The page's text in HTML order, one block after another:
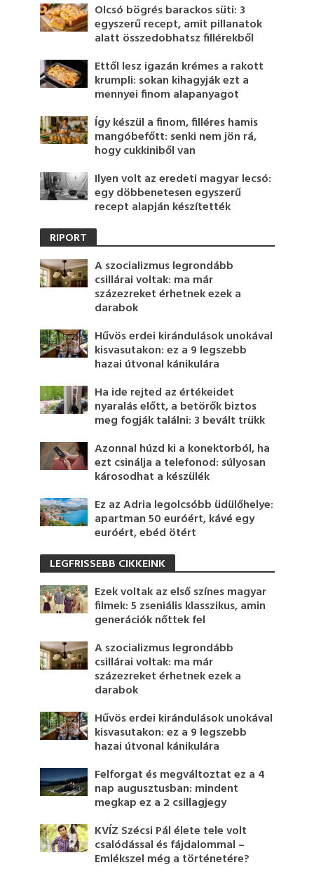
Olcsó bögrés barackos süti: 3
egyszerű recept, amit pillanatok
alatt összedobhatsz fillérekből
Ettől lesz igazán krémes a rakott
krumpli: sokan kihagyják ezt a
mennyei finom alapanyagot
Így készül a finom, filléres hamis
mangóbefőtt: senki nem jön rá,
hogy cukkiniből van
Ilyen volt az eredeti magyar lecsó:
egy döbbenetesen egyszerű
recept alapján készítették
RIPORT
A szocializmus legrondább
csillárai voltak: ma már
százezreket érhetnek ezek a
darabok
Hűvös erdei kirándulások unokával
kisvasutakon: ez a 9 legszebb
hazai útvonal kánikulára
Ha ide rejted az értékeidet
nyaralás előtt, a betörők biztos
meg fogják találni: 3 bevált trükk
Azonnal húzd ki a konektorból, ha
ezt csinálja a telefonod: súlyosan
károsodhat a készülék
Ez az Adria legolcsóbb üdülőhelye:
apartman 50 euróért, kávé egy
euróért, ebéd ötért
LEGFRISSEBB CIKKEINK
Ezek voltak az első színes magyar
filmek: 5 zseniális klasszikus, amin
generációk nőttek fel
A szocializmus legrondább
csillárai voltak: ma már
százezreket érhetnek ezek a
darabok
Hűvös erdei kirándulások unokával
kisvasutakon: ez a 9 legszebb
hazai útvonal kánikulára
Felforgat és megváltoztat ez a 4
nap augusztusban: mindent
megkap ez a 2 csillagjegy
KVÍZ Szécsi Pál élete tele volt
csalódással és fájdalommal –
Emlékszel még a történetére?